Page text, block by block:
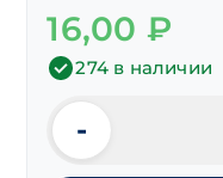
16,00 ₽
274 в наличии
Количество
товара
-